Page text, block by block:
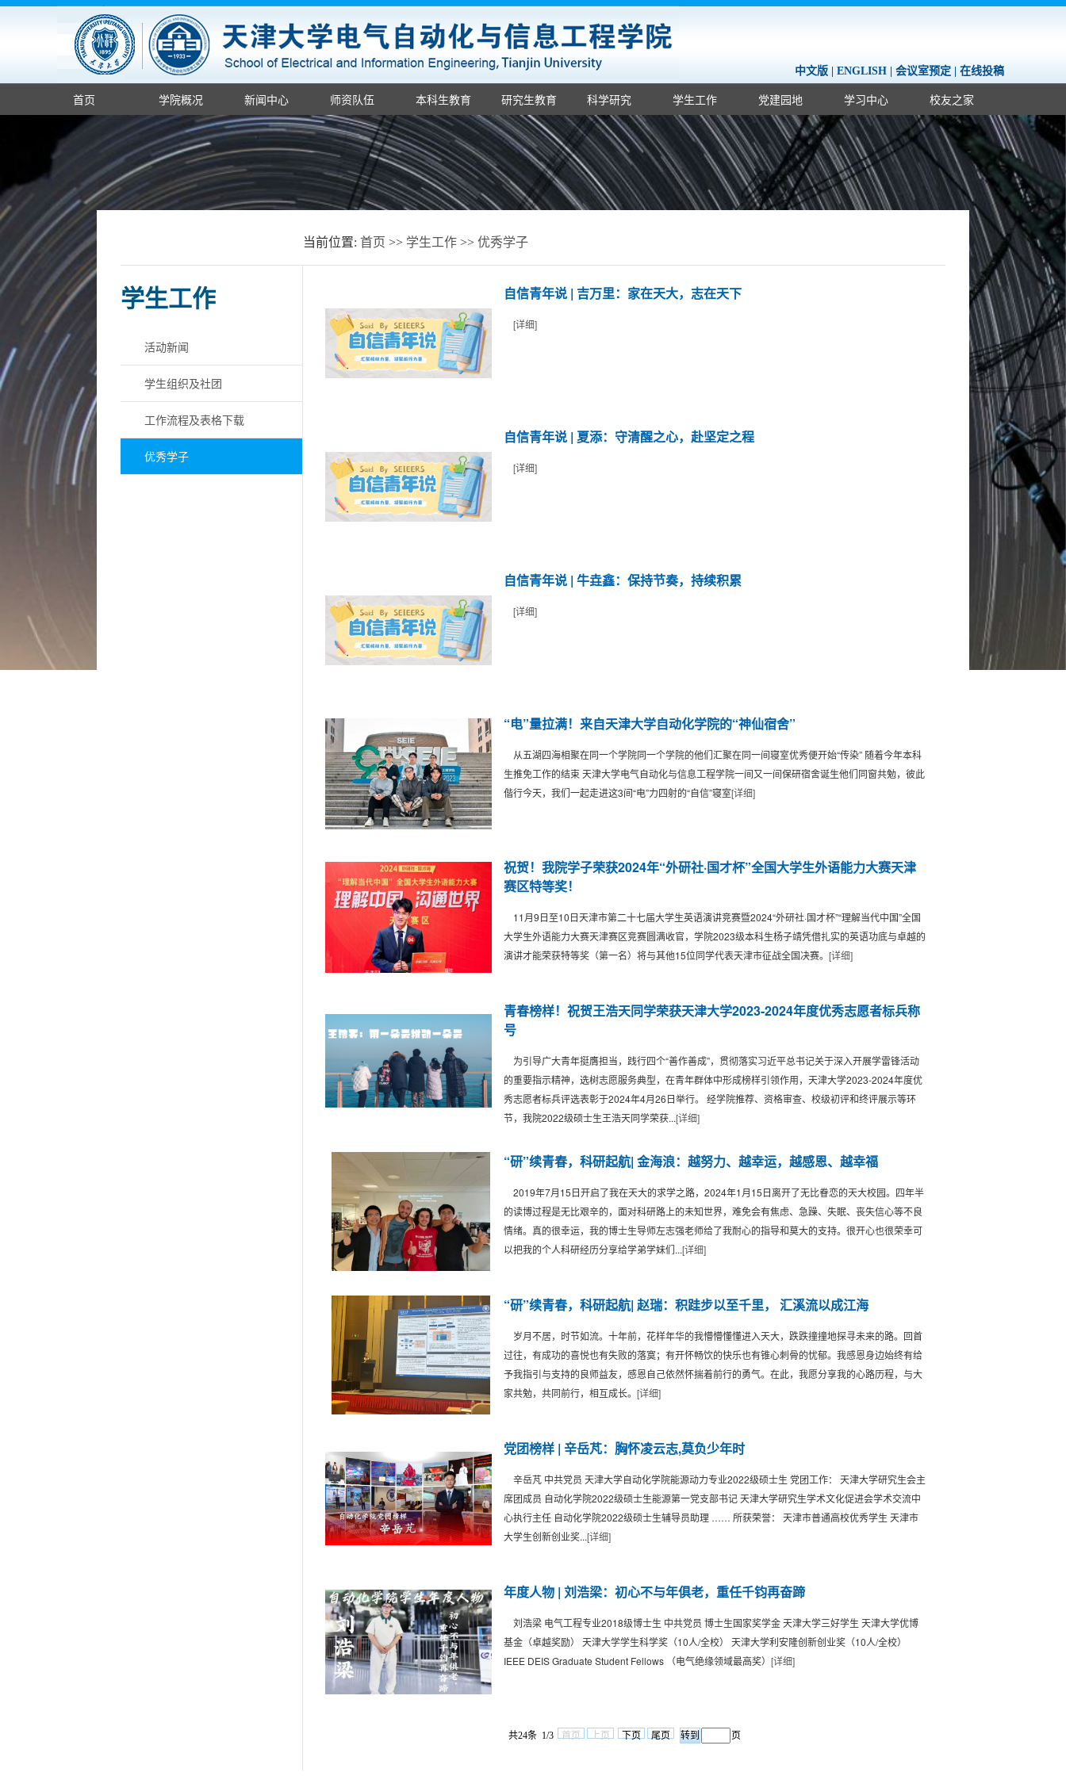
中文版 ENGLISH 会议室预定 在线投稿
首页 学院概况 新闻中心 师资队伍 本科生教育 研究生教育 科学研究 学生工作 党建园地 学习中心 校友之家
当前位置: 首页 >> 学生工作 >> 优秀学子
学生工作
活动新闻
学生组织及社团
工作流程及表格下载
优秀学子
自信青年说 | 吉万里：家在天大，志在天下
[详细]
自信青年说 | 夏添：守清醒之心，赴坚定之程
[详细]
自信青年说 | 牛垚鑫：保持节奏，持续积累
[详细]
“电”量拉满！来自天津大学自动化学院的“神仙宿舍”
从五湖四海相聚在同一个学院同一个学院的他们汇聚在同一间寝室优秀便开始“传染” 随着今年本科
生推免工作的结束 天津大学电气自动化与信息工程学院一间又一间保研宿舍诞生他们同窗共勉，彼此
偕行今天，我们一起走进这3间“电”力四射的“自信”寝室[详细]
祝贺！我院学子荣获2024年“外研社·国才杯”全国大学生外语能力大赛天津
赛区特等奖！
11月9日至10日天津市第二十七届大学生英语演讲竞赛暨2024“外研社·国才杯”“理解当代中国”全国
大学生外语能力大赛天津赛区竞赛圆满收官，学院2023级本科生杨子靖凭借扎实的英语功底与卓越的
演讲才能荣获特等奖（第一名）将与其他15位同学代表天津市征战全国决赛。 [详细]
青春榜样！祝贺王浩天同学荣获天津大学2023-2024年度优秀志愿者标兵称
号
为引导广大青年挺膺担当，践行四个“善作善成”，贯彻落实习近平总书记关于深入开展学雷锋活动
的重要指示精神，选树志愿服务典型，在青年群体中形成榜样引领作用，天津大学2023-2024年度优
秀志愿者标兵评选表彰于2024年4月26日举行。 经学院推荐、资格审查、校级初评和终评展示等环
节，我院2022级硕士生王浩天同学荣获...[详细]
“研”续青春，科研起航| 金海浪：越努力、越幸运，越感恩、越幸福
2019年7月15日开启了我在天大的求学之路，2024年1月15日离开了无比眷恋的天大校园。四年半
的读博过程是无比艰辛的，面对科研路上的未知世界，难免会有焦虑、急躁、失眠、丧失信心等不良
情绪。真的很幸运，我的博士生导师左志强老师给了我耐心的指导和莫大的支持。很开心也很荣幸可
以把我的个人科研经历分享给学弟学妹们...[详细]
“研”续青春，科研起航| 赵瑞：积跬步以至千里， 汇溪流以成江海
岁月不居，时节如流。十年前，花样年华的我懵懵懂懂进入天大，跌跌撞撞地探寻未来的路。回首
过往，有成功的喜悦也有失败的落寞；有开怀畅饮的快乐也有锥心刺骨的忧郁。我感恩身边始终有给
予我指引与支持的良师益友，感恩自己依然怀揣着前行的勇气。在此，我愿分享我的心路历程，与大
家共勉，共同前行，相互成长。 [详细]
党团榜样 | 辛岳芃：胸怀凌云志,莫负少年时
辛岳芃 中共党员 天津大学自动化学院能源动力专业2022级硕士生 党团工作： 天津大学研究生会主
席团成员 自动化学院2022级硕士生能源第一党支部书记 天津大学研究生学术文化促进会学术交流中
心执行主任 自动化学院2022级硕士生辅导员助理 …… 所获荣誉： 天津市普通高校优秀学生 天津市
大学生创新创业奖...[详细]
年度人物 | 刘浩梁：初心不与年俱老，重任千钧再奋蹄
刘浩梁 电气工程专业2018级博士生 中共党员 博士生国家奖学金 天津大学三好学生 天津大学优博
基金（卓越奖励） 天津大学学生科学奖（10人/全校） 天津大学利安隆创新创业奖（10人/全校）
IEEE DEIS Graduate Student Fellows （电气绝缘领域最高奖） [详细]
共24条 1/3 首页 上页 下页 尾页 页